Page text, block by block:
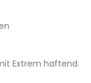
Extrem haftend.